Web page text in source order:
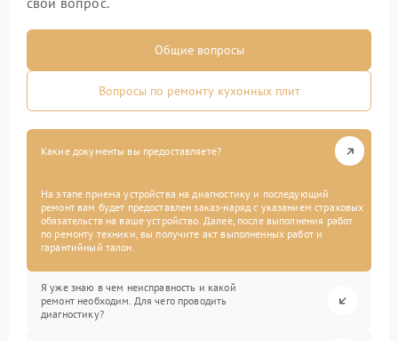
Общие вопросы
Вопросы по ремонту кухонных плит
Какие документы вы предоставляете?
На этапе приема устройства на диагностику и последующий
ремонт вам будет предоставлен заказ-наряд с указанием страховых
обязательств на ваше устройство. Далее, после выполнения работ
по ремонту техники, вы получите акт выполненных работ и
гарантийный талон.
Я уже знаю в чем неисправность и какой
ремонт необходим. Для чего проводить
диагностику?